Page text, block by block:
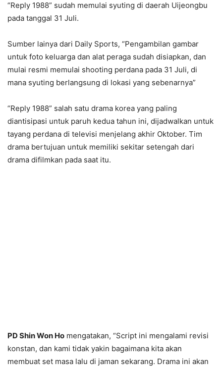
“Reply 1988” sudah memulai syuting di daerah Uijeongbu
pada tanggal 31 Juli.
Sumber lainya dari Daily Sports, “Pengambilan gambar
untuk foto keluarga dan alat peraga sudah disiapkan, dan
mulai resmi memulai shooting perdana pada 31 Juli, di
mana syuting berlangsung di lokasi yang sebenarnya”
“Reply 1988” salah satu drama korea yang paling
diantisipasi untuk paruh kedua tahun ini, dijadwalkan untuk
tayang perdana di televisi menjelang akhir Oktober. Tim
drama bertujuan untuk memiliki sekitar setengah dari
drama difilmkan pada saat itu.
PD Shin Won Ho mengatakan, “Script ini mengalami revisi
konstan, dan kami tidak yakin bagaimana kita akan
membuat set masa lalu di jaman sekarang. Drama ini akan